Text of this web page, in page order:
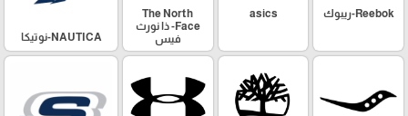
Reebok-ريبوك asics
The North
Face- ذا نورث
فيس
NAUTICA-نوتيكا